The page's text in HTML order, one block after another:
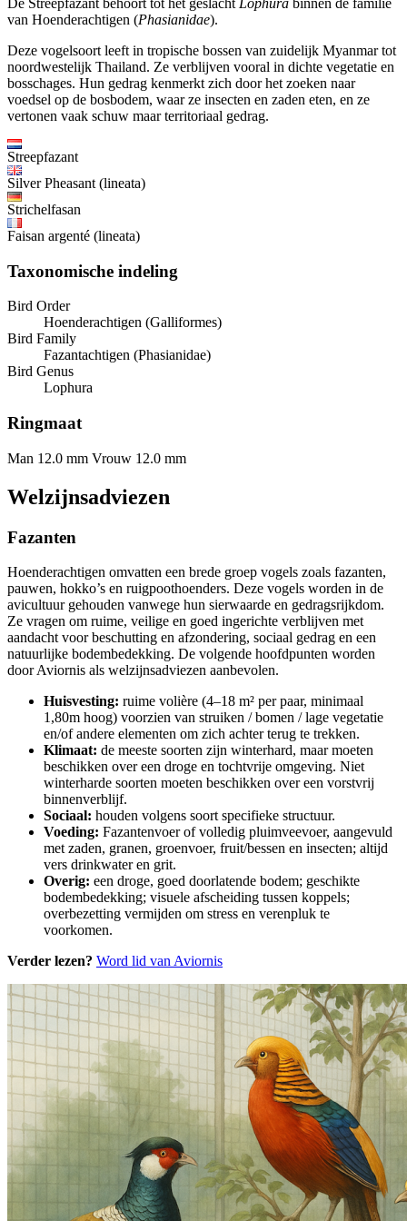
De Streepfazant behoort tot het geslacht Lophura binnen de familie
van Hoenderachtigen (Phasianidae).
Deze vogelsoort leeft in tropische bossen van zuidelijk Myanmar tot
noordwestelijk Thailand. Ze verblijven vooral in dichte vegetatie en
bosschages. Hun gedrag kenmerkt zich door het zoeken naar
voedsel op de bosbodem, waar ze insecten en zaden eten, en ze
vertonen vaak schuw maar territoriaal gedrag.
Streepfazant
Silver Pheasant (lineata)
Strichelfasan
Faisan argenté (lineata)
Taxonomische indeling
Bird Order
Hoenderachtigen (Galliformes)
Bird Family
Fazantachtigen (Phasianidae)
Bird Genus
Lophura
Ringmaat
Man 12.0 mm Vrouw 12.0 mm
Welzijnsadviezen
Fazanten
Hoenderachtigen omvatten een brede groep vogels zoals fazanten,
pauwen, hokko’s en ruigpoothoenders. Deze vogels worden in de
avicultuur gehouden vanwege hun sierwaarde en gedragsrijkdom.
Ze vragen om ruime, veilige en goed ingerichte verblijven met
aandacht voor beschutting en afzondering, sociaal gedrag en een
natuurlijke bodembedekking. De volgende hoofdpunten worden
door Aviornis als welzijnsadviezen aanbevolen.
Huisvesting: ruime volière (4–18 m² per paar, minimaal
1,80m hoog) voorzien van struiken / bomen / lage vegetatie
en/of andere elementen om zich achter terug te trekken.
Klimaat: de meeste soorten zijn winterhard, maar moeten
beschikken over een droge en tochtvrije omgeving. Niet
winterharde soorten moeten beschikken over een vorstvrij
binnenverblijf.
Sociaal: houden volgens soort specifieke structuur.
Voeding: Fazantenvoer of volledig pluimveevoer, aangevuld
met zaden, granen, groenvoer, fruit/bessen en insecten; altijd
vers drinkwater en grit.
Overig: een droge, goed doorlatende bodem; geschikte
bodembedekking; visuele afscheiding tussen koppels;
overbezetting vermijden om stress en verenpluk te
voorkomen.
Verder lezen? Word lid van Aviornis